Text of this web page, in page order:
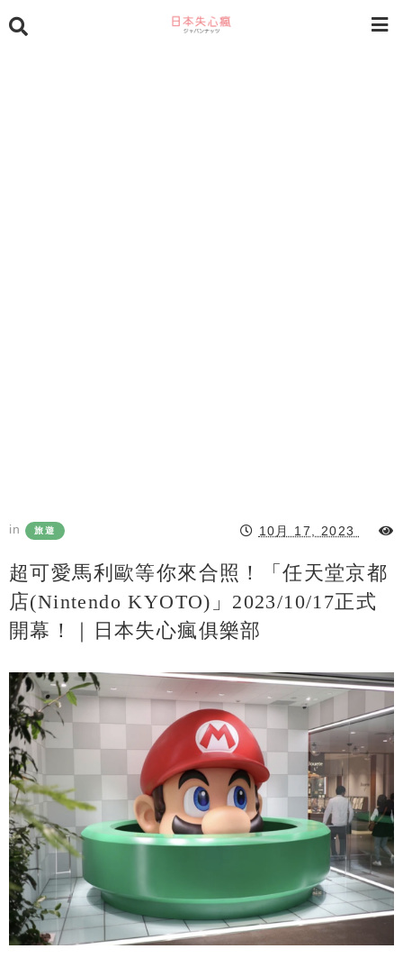
in 旅遊 10月 17, 2023
超可愛馬利歐等你來合照！「任天堂京都
店(Nintendo KYOTO)」2023/10/17正式
開幕！｜日本失心瘋俱樂部